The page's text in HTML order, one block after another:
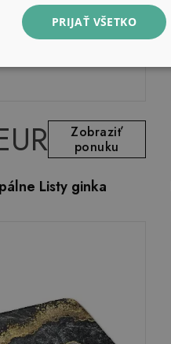
Zobraziť
ponuku
Listy ginka
PRIJAŤ VŠETKO